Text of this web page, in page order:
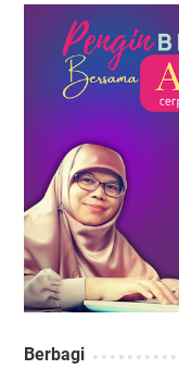
Berbagi